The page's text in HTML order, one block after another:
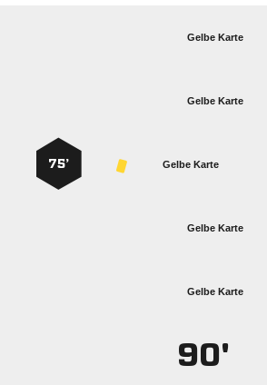
Gelbe Karte
Gelbe Karte
Gelbe Karte
75’
Gelbe Karte
Gelbe Karte
90'